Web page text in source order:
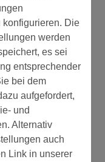
konfigurieren. Die
werden
es sei
entsprechender
bei dem
aufgefordert,
und
Alternativ
auch
Link in unserer